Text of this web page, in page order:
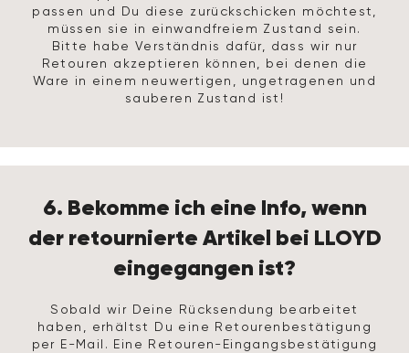
passen und Du diese zurückschicken möchtest,
müssen sie in einwandfreiem Zustand sein.
Bitte habe Verständnis dafür, dass wir nur
Retouren akzeptieren können, bei denen die
Ware in einem neuwertigen, ungetragenen und
sauberen Zustand ist!
6. Bekomme ich eine Info, wenn
der retournierte Artikel bei LLOYD
eingegangen ist?
Sobald wir Deine Rücksendung bearbeitet
haben, erhältst Du eine Retourenbestätigung
per E-Mail. Eine Retouren-Eingangsbestätigung